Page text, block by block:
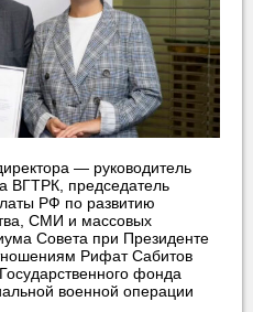
— руководитель
ВГТРК, председатель
РФ по развитию
СМИ и массовых
Совета при Президенте
Рифат Сабитов
фонда
военной операции